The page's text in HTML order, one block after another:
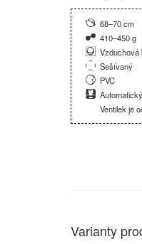
68–70 cm
410–450 g
Vzduchová
Sešívaný
PVC
Ventilek je
Varianty